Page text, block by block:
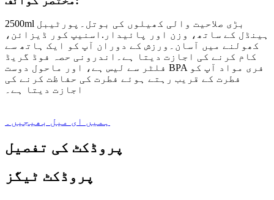
2500ml بڑی صلاحیت والی کھیلوں کی بوتل۔پورٹیبل
ہینڈل کے ساتھ، وزن اور پائیدار.اسنیپ کور ڈیزائن،
کھولنے میں آسان۔ورزش کے دوران آپ کو ایک ہاتھ سے
کام کرنے کی اجازت دیتا ہے۔اندرونی حصہ فوڈ گریڈ
فلٹر سے لیس ہے، اور ماحول دوست BPA فری مواد آپ کو
فطرت کے قریب رہتے ہوئے فطرت کی حفاظت کرنے کی
اجازت دیتا ہے۔
ہمیں ای میل بھیجیں۔
پروڈکٹ کی تفصیل
پروڈکٹ ٹیگز